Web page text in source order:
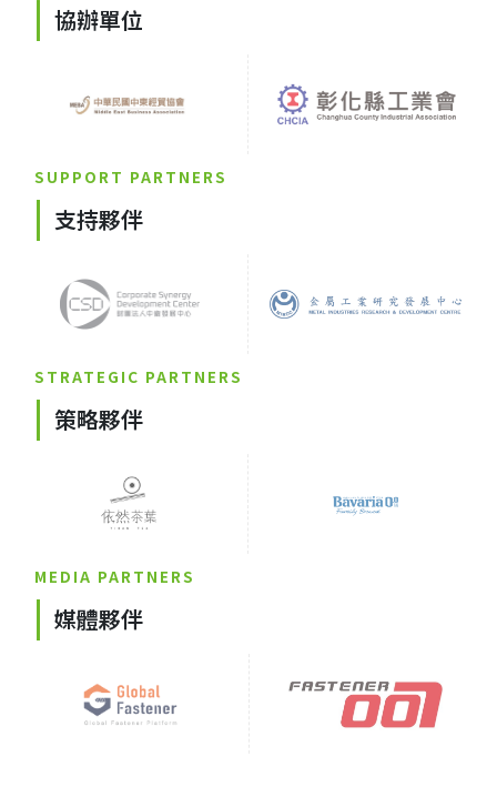
協辦單位
SUPPORT PARTNERS
支持夥伴
STRATEGIC PARTNERS
策略夥伴
MEDIA PARTNERS
媒體夥伴